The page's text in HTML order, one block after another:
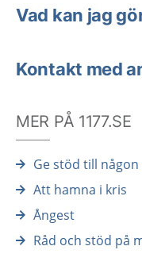
Vad kan jag
Kontakt med
MER PÅ 1177.SE
Ge stöd till
Att hamna i kris
Ångest
Råd och stöd på